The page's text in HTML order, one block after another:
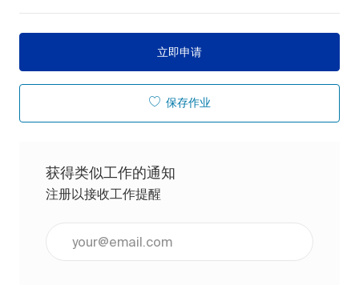
立即申请
保存作业
获得类似工作的通知
注册以接收工作提醒